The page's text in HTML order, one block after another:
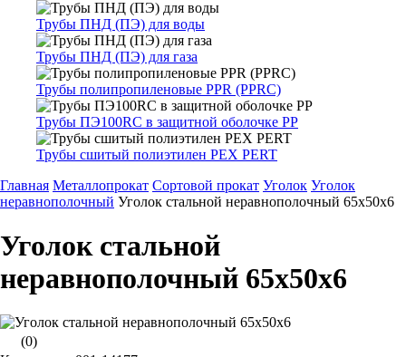
Трубы ПНД (ПЭ) для воды
Трубы ПНД (ПЭ) для газа
Трубы полипропиленовые PPR (PPRC)
Трубы ПЭ100RC в защитной оболочке PP
Трубы сшитый полиэтилен PEX PERT
Главная Металлопрокат Сортовой прокат Уголок Уголок
неравнополочный Уголок стальной неравнополочный 65х50х6
Уголок стальной
неравнополочный 65х50х6
(0)